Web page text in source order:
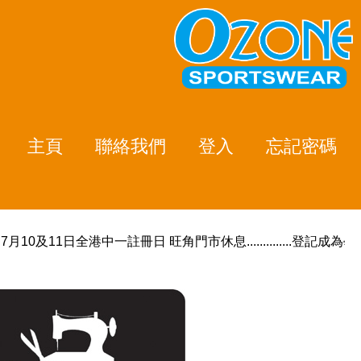
主頁 聯絡我們 登入 忘記密碼
10及11日全港中一註冊日 旺角門市休息..............登記成為學